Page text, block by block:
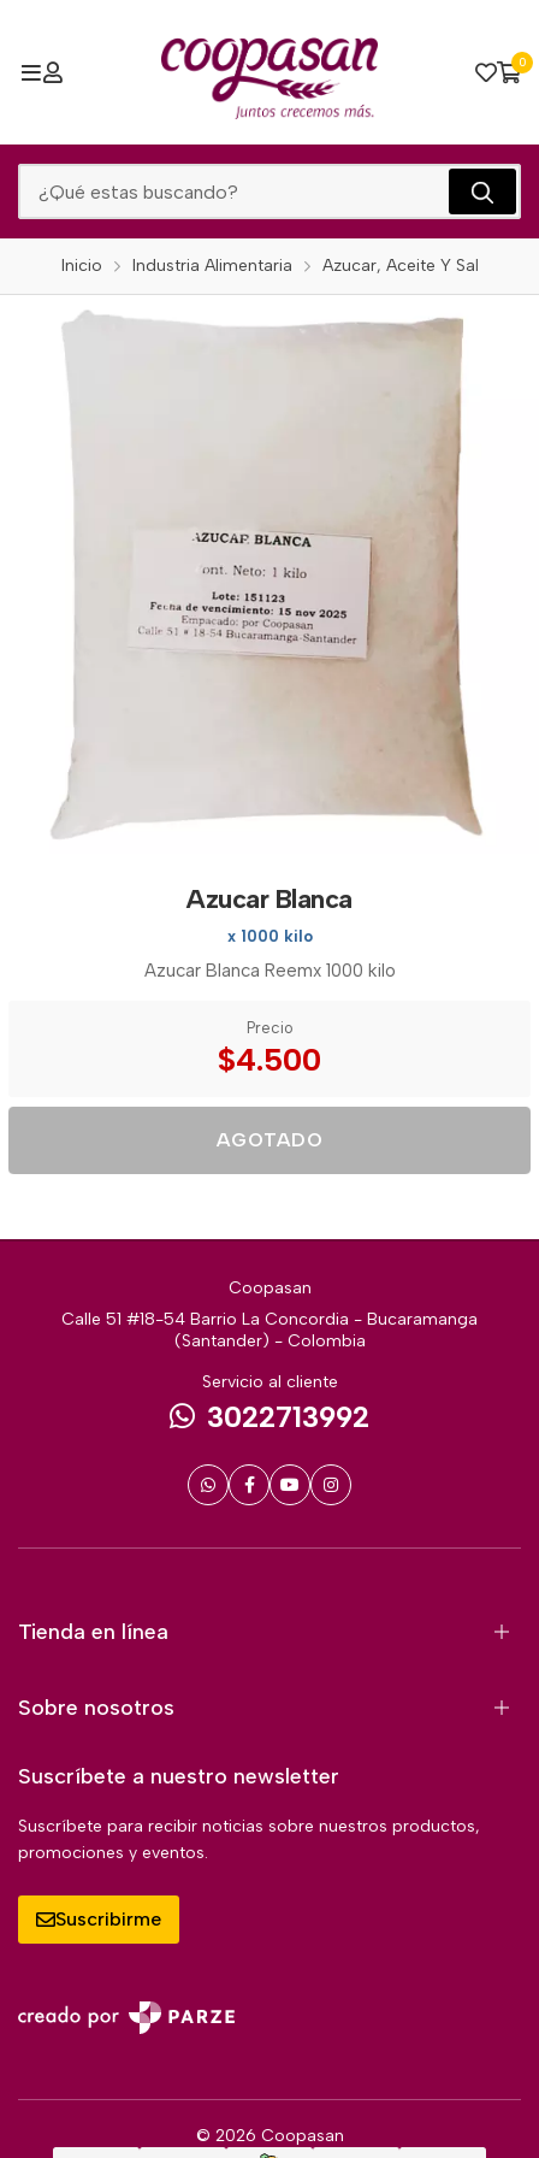
0
Inicio Industria Alimentaria Azucar, Aceite Y Sal
Azucar Blanca
x 1000 kilo
Azucar Blanca Reemx 1000 kilo
Precio
$4.500
AGOTADO
Coopasan
Calle 51 #18-54 Barrio La Concordia - Bucaramanga
(Santander) - Colombia
Servicio al cliente
3022713992
Tienda en línea
Sobre nosotros
Suscríbete a nuestro newsletter
Suscríbete para recibir noticias sobre nuestros productos,
promociones y eventos.
Suscribirme
© 2026 Coopasan